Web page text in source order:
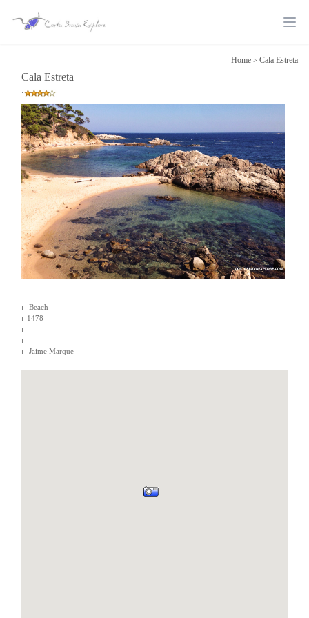
Home > Cala Estreta
Cala Estreta
:
:
Beach
: 1478
:
:
:
Jaime Marque